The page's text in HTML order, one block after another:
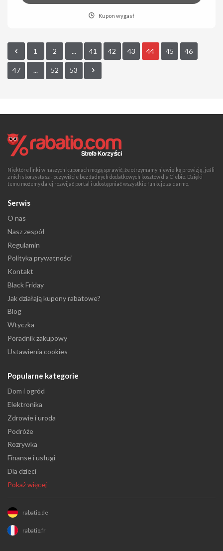
Kupon wygasł
1 2 ... 41 42 43 44 45 46
47 ... 52 53
Niektóre linki w naszych kuponach mogą sprawić, że otrzymamy niewielką prowizję, jeśli
z nich skorzystasz - oczywiście bez żadnych dodatkowych kosztów dla Ciebie. Dzięki
temu możemy dalej rozwijać portal i udostępniać wszystkie funkcje za darmo.
Serwis
O nas
Nasz zespół
Regulamin
Polityka prywatności
Kontakt
Black Friday
Jak działają kupony rabatowe?
Blog
Wtyczka
Poradnik zakupowy
Ustawienia cookies
Popularne kategorie
Dom i ogród
Elektronika
Zdrowie i uroda
Podróże
Rozrywka
Finanse i usługi
Dla dzieci
Pokaż więcej
rabatio.de
rabatio.fr